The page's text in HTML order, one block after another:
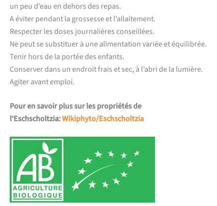
un peu d’eau en dehors des repas.
A éviter pendant la grossesse et l’allaitement.
Respecter les doses journalières conseillées.
Ne peut se substituer à une alimentation variée et équilibrée.
Tenir hors de la portée des enfants.
Conserver dans un endroit frais et sec, à l’abri de la lumière.
Agiter avant emploi.
Pour en savoir plus sur les propriétés de
l‘Eschscholtzia:Wikiphyto/Eschscholtzia